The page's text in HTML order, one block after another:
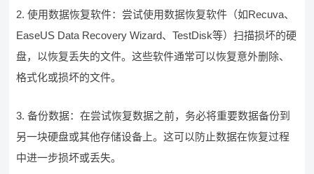
2. 使用数据恢复软件：尝试使用数据恢复软件（如Recuva、
EaseUS Data Recovery Wizard、TestDisk等）扫描损坏的硬
盘，以恢复丢失的文件。这些软件通常可以恢复意外删除、
格式化或损坏的文件。
3. 备份数据：在尝试恢复数据之前，务必将重要数据备份到
另一块硬盘或其他存储设备上。这可以防止数据在恢复过程
中进一步损坏或丢失。